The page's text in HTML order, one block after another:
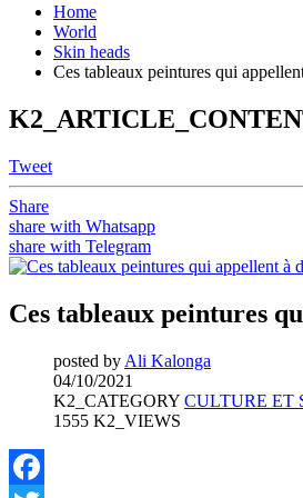
Home
World
Skin heads
Ces tableaux peintures qui
Tweet
Share
share with Whatsapp
share with Telegram
Ces tableaux peintures
posted by Ali Kalonga
04/10/2021
K2_CATEGORY CULTURE ET
1555 K2_VIEWS